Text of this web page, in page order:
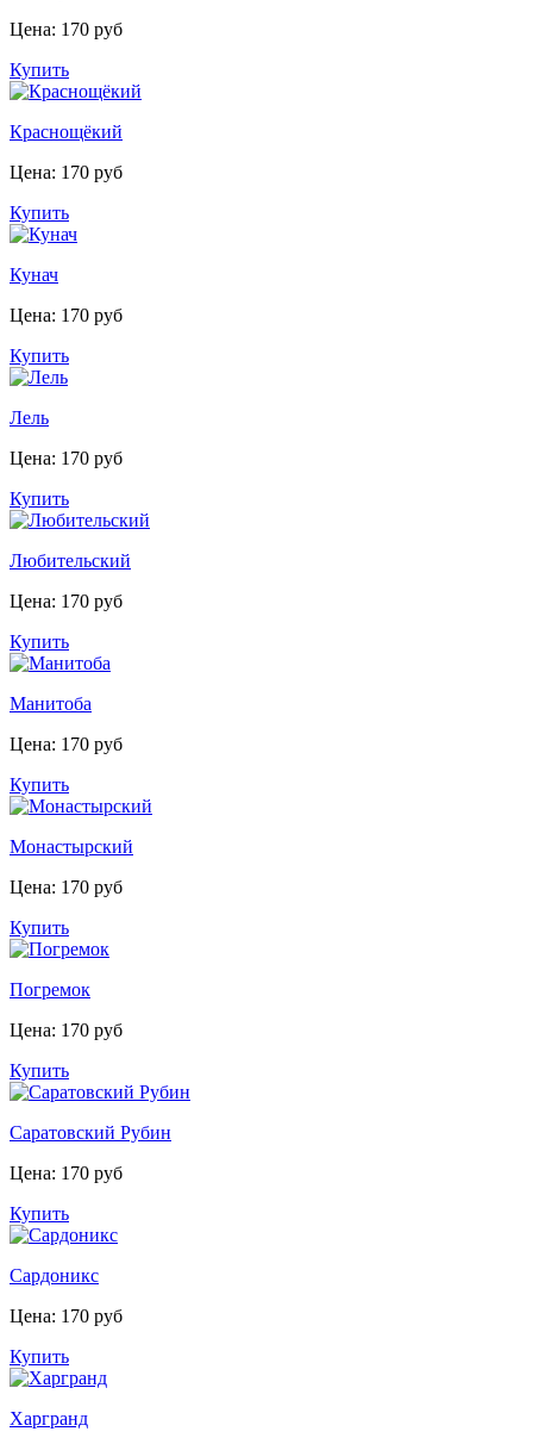
Цена: 170 руб
Купить
Краснощёкий
Цена: 170 руб
Купить
Кунач
Цена: 170 руб
Купить
Лель
Цена: 170 руб
Купить
Любительский
Цена: 170 руб
Купить
Манитоба
Цена: 170 руб
Купить
Монастырский
Цена: 170 руб
Купить
Погремок
Цена: 170 руб
Купить
Саратовский Рубин
Цена: 170 руб
Купить
Сардоникс
Цена: 170 руб
Купить
Харгранд